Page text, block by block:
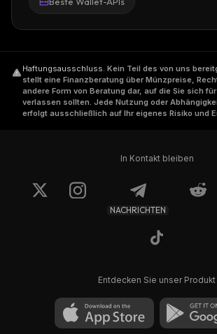
Haftungsausschluss. Kein Teil des von uns
stellt eine Finanzberatung über Münzpreise,
andere Form von Beratung dar, auf die Sie sich
verlassen sollten. Jede Nutzung oder
erfolgt ausschließlich auf Ihr eigenes Risiko und
In Kontakt bleiben
NACHRICHTEN
Entdecken Sie unser Produkt